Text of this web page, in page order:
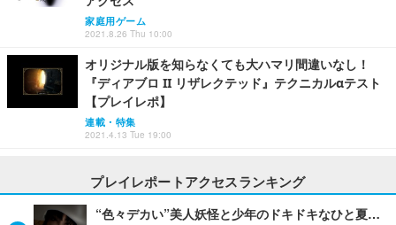
家庭用ゲーム
2021.8.26 Thu 10:00
オリジナル版を知らなくても大ハマリ間違いなし！
『ディアブロ II リザレクテッド』テクニカルαテスト
【プレイレポ】
連載・特集
2021.4.13 Tue 19:00
プレイレポートアクセスランキング
“色々デカい”美人妖怪と少年のドキドキなひと夏…